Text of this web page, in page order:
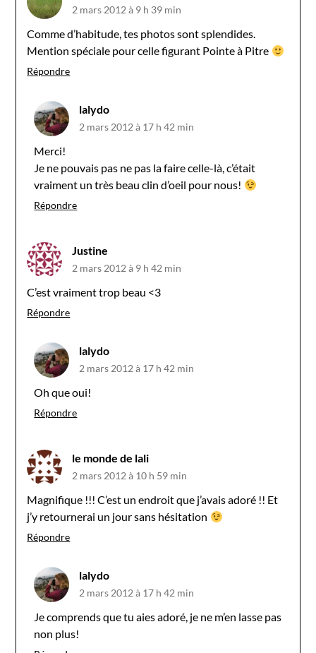
2 mars 2012 à 9 h 39 min
Comme d’habitude, tes photos sont splendides.
Mention spéciale pour celle figurant Pointe à Pitre
Répondre
lalydo
2 mars 2012 à 17 h 42 min
Merci!
Je ne pouvais pas ne pas la faire celle-là, c’était
vraiment un très beau clin d’oeil pour nous!
Répondre
Justine
2 mars 2012 à 9 h 42 min
C’est vraiment trop beau <3
Répondre
lalydo
2 mars 2012 à 17 h 42 min
Oh que oui!
Répondre
le monde de lali
2 mars 2012 à 10 h 59 min
Magnifique !!! C’est un endroit que j’avais adoré !! Et
j’y retournerai un jour sans hésitation
Répondre
lalydo
2 mars 2012 à 17 h 42 min
Je comprends que tu aies adoré, je ne m’en lasse pas
non plus!